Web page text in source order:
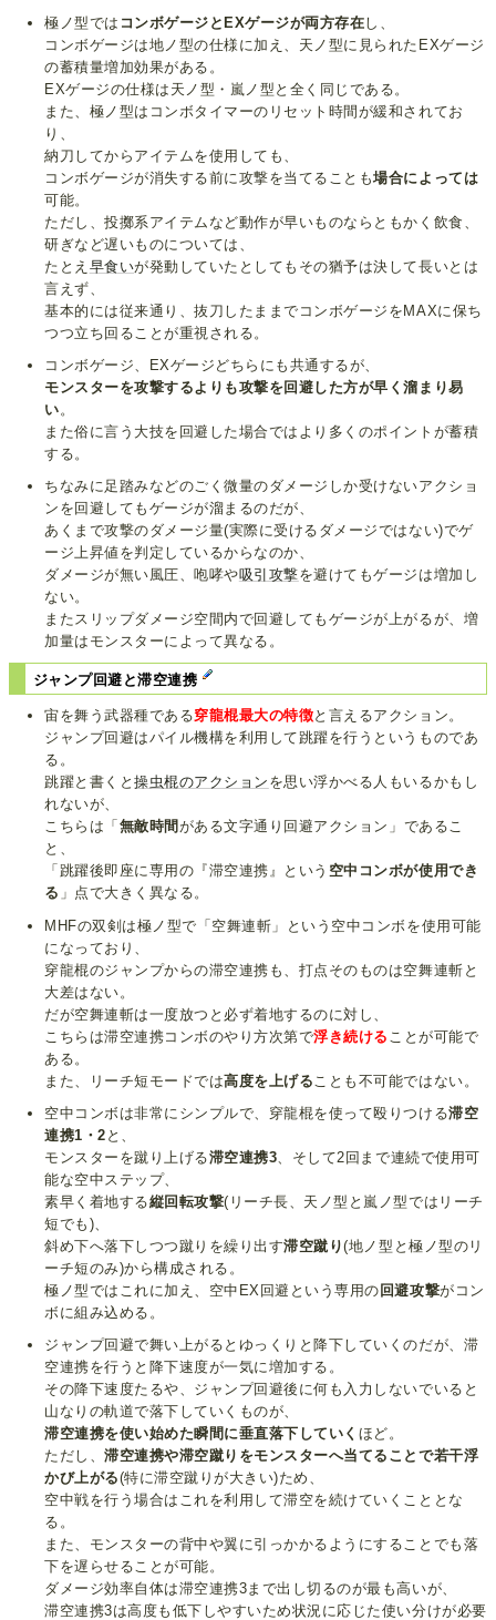
極ノ型では コンボゲージとEXゲージが両方存在し、
コンボゲージは地ノ型の仕様に加え、天ノ型に見られたEXゲージ
の蓄積量増加効果がある。
EXゲージの仕様は天ノ型・嵐ノ型と全く同じである。
また、極ノ型はコンボタイマーのリセット時間が緩和されてお
り、
納刀してからアイテムを使用しても、
コンボゲージが消失する前に攻撃を当てることも場合によっては
可能。
ただし、投擲系アイテムなど動作が早いものならともかく飲食、
研ぎなど遅いものについては、
たとえ 早食いが発動していたとしてもその猶予は決して長いとは
言えず、
基本的には従来通り、抜刀したままでコンボゲージをMAXに保ち
つつ立ち回ることが重視される。
コンボゲージ、EXゲージどちらにも共通するが、
モンスターを攻撃するよりも攻撃を回避した方が早く溜まり易
い 。
また俗に言う大技を回避した場合ではより多くのポイントが蓄積
する。
ちなみに足踏みなどのごく微量のダメージしか受けないアクショ
ンを回避してもゲージが溜まるのだが、
あくまで攻撃のダメージ量(実際に受けるダメージではない)でゲ
ージ上昇値を判定しているからなのか、
ダメージが無い風圧、咆哮や吸引攻撃を避けてもゲージは増加し
ない。
またスリップダメージ空間内で回避してもゲージが上がるが、増
加量はモンスターによって異なる。
ジャンプ回避と滞空連携
宙を舞う武器種である穿龍棍最大の特徴と言えるアクション。
ジャンプ回避はパイル機構を利用して跳躍を行うというものであ
る。
跳躍と書くと操虫棍のアクション を思い浮かべる人もいるかもし
れないが、
こちらは「 無敵時間 がある文字通り回避アクション」であるこ
と、
「跳躍後即座に専用の『滞空連携』という 空中コンボが使用でき
る 」点で大きく異なる。
MHFの双剣は極ノ型で「空舞連斬」という空中コンボを使用可能
になっており、
穿龍棍のジャンプからの滞空連携も、打点そのものは空舞連斬と
大差はない。
だが空舞連斬は一度放つと必ず着地するのに対し、
こちらは滞空連携コンボのやり方次第で浮き続ける ことが可能で
ある。
また、リーチ短モードでは高度を上げる ことも不可能ではない。
空中コンボは非常にシンプルで、穿龍棍を使って殴りつける滞空
連携1・2 と、
モンスターを蹴り上げる滞空連携3 、そして2回まで連続で使用可
能な空中ステップ、
素早く着地する縦回転攻撃(リーチ長、天ノ型と嵐ノ型ではリーチ
短でも)、
斜め下へ落下しつつ蹴りを繰り出す滞空蹴り(地ノ型と極ノ型のリ
ーチ短のみ)から構成される。
極ノ型ではこれに加え、空中EX回避という専用の回避攻撃がコン
ボに組み込める。
ジャンプ回避で舞い上がるとゆっくりと降下していくのだが、滞
空連携を行うと降下速度が一気に増加する。
その降下速度たるや、ジャンプ回避後に何も入力しないでいると
山なりの軌道で落下していくものが、
滞空連携を使い始めた瞬間に垂直落下していく ほど。
ただし、滞空連携や滞空蹴りをモンスターへ当てることで若干浮
かび上がる(特に滞空蹴りが大きい)ため、
空中戦を行う場合はこれを利用して滞空を続けていくこととな
る。
また、モンスターの背中や翼に引っかかるようにすることでも落
下を遅らせることが可能。
ダメージ効率自体は滞空連携3まで出し切るのが最も高いが、
滞空連携3は高度も低下しやすいため状況に応じた使い分けが必要